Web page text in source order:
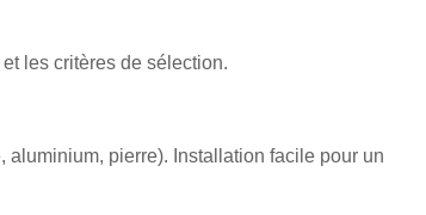
les critères de sélection.
pierre). Installation facile pour un